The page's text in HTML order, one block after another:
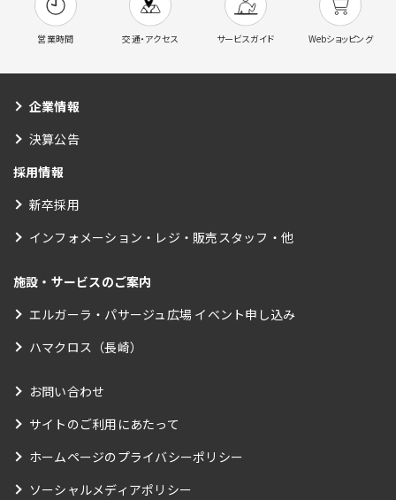
営業時間 交通・アクセス サービスガイド Webショッピング
企業情報
決算公告
採用情報
新卒採用
インフォメーション・レジ・販売スタッフ・他
施設・サービスのご案内
エルガーラ・パサージュ広場 イベント申し込み
ハマクロス（長崎）
お問い合わせ
サイトのご利用にあたって
ホームページのプライバシーポリシー
ソーシャルメディアポリシー